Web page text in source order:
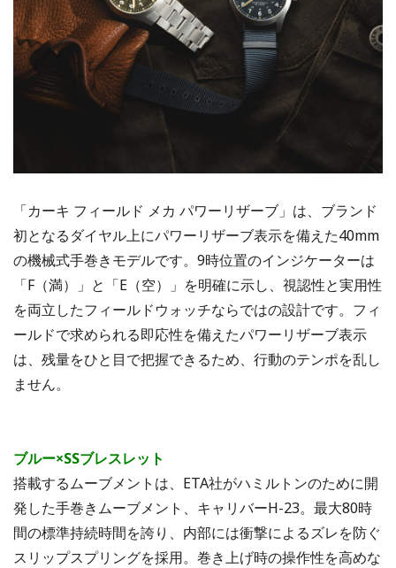
「カーキ フィールド メカ パワーリザーブ」は、ブランド
初となるダイヤル上にパワーリザーブ表示を備えた40mm
の機械式手巻きモデルです。9時位置のインジケーターは
「F（満）」と「E（空）」を明確に示し、視認性と実用性
を両立したフィールドウォッチならではの設計です。フィ
ールドで求められる即応性を備えたパワーリザーブ表示
は、残量をひと目で把握できるため、行動のテンポを乱し
ません。
ブルー×SSブレスレット
搭載するムーブメントは、ETA社がハミルトンのために開
発した手巻きムーブメント、キャリバーH-23。最大80時
間の標準持続時間を誇り、内部には衝撃によるズレを防ぐ
スリップスプリングを採用。巻き上げ時の操作性を高めな